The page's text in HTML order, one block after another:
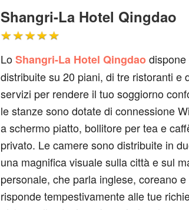
Shangri-La Hotel Qingdao
LoShangri-La Hotel Qingdao
distribuite su 20 piani, di tre ristoranti e
servizi per rendere il tuo soggiorno
le stanze sono dotate di connessione
a schermo piatto, bollitore per tea e
privato. Le camere sono distribuite in
una magnifica visuale sulla città e sul
personale, che parla inglese, coreano
risponde tempestivamente alle tue